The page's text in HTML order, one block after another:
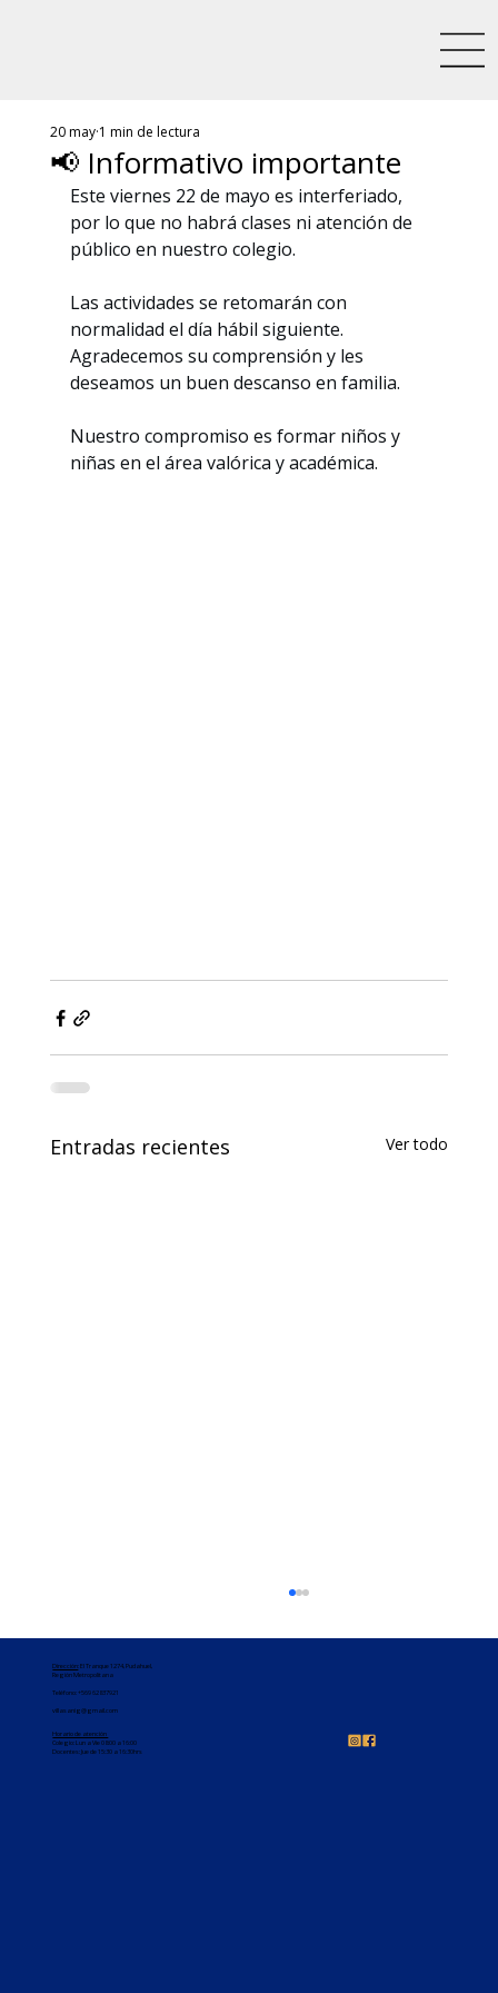
📢 Informativo importante
20 may 1 min de lectura
Este viernes 22 de mayo es interferiado,
por lo que no habrá clases ni atención de
público en nuestro colegio.
Las actividades se retomarán con
normalidad el día hábil siguiente.
Agradecemos su comprensión y les
deseamos un buen descanso en familia.
Nuestro compromiso es formar niños y
niñas en el área valórica y académica.
Entradas recientes Ver todo
Dirección: El Tranque 1274, Pudahuel,
Región Metropolitana
Teléfono:+569 62837921
villasanig@gmail.com
Horario de atención
Colegio: Lun a Vie 08:00 a 16:00
Docentes: Jue de 15:30 a 16:30hrs